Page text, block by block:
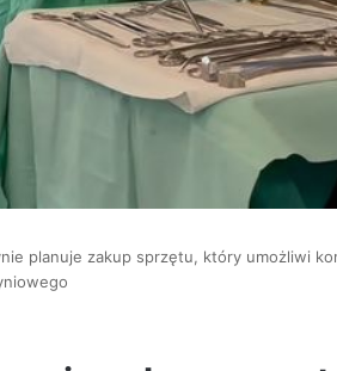
planuje zakup sprzętu, który umożliwi